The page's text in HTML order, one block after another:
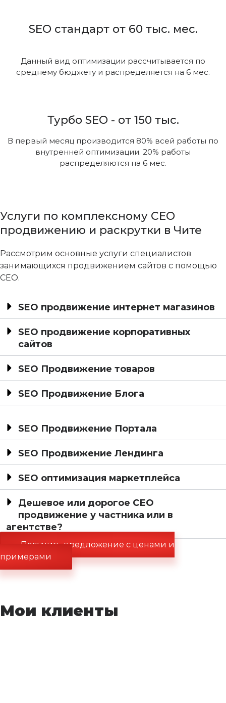
SEO стандарт от 60 тыс. мес.
Данный вид оптимизации рассчитывается по
среднему бюджету и распределяется на 6 мес.
Турбо SEO - от 150 тыс.
В первый месяц производится 80% всей работы по
внутренней оптимизации. 20% работы
распределяются на 6 мес.
Услуги по комплексному СЕО
продвижению и раскрутки в Чите
Рассмотрим основные услуги специалистов
занимающихся продвижением сайтов с помощью
СЕО.
SEO продвижение интернет магазинов
SEO продвижение корпоративных
сайтов
SEO Продвижение товаров
SEO Продвижение Блога
SEO Продвижение Портала
SEO Продвижение Лендинга
SEO оптимизация маркетплейса
Дешевое или дорогое СЕО
продвижение у частника или в
агентстве?
Получить предложение с ценами и
примерами
Мои клиенты